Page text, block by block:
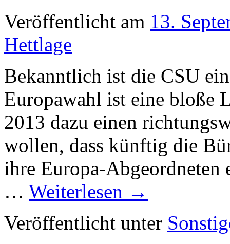
Veröffentlicht am 13.
Hettlage
Bekanntlich ist die CSU
Europawahl ist eine bloße
2013 dazu einen
wollen, dass künftig die
ihre Europa-Abgeordneten
… Weiterlesen →
Veröffentlicht unter